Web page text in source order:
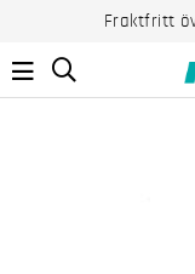
Fraktfritt